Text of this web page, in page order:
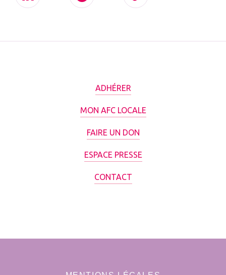
ADHÉRER
MON AFC LOCALE
FAIRE UN DON
ESPACE PRESSE
CONTACT